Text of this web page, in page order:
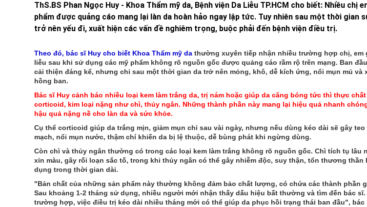
ThS.BS Phan Ngọc Huy - Khoa Thẩm mỹ da, Bệnh viện Da Liễu TP.HCM cho biết: Nhiều chị
phẩm được quảng cáo mang lại làn da hoàn hảo ngay lập tức. Tuy nhiên sau một thời gian
trở nên yếu đi, xuất hiện các vấn đề nghiêm trọng, buộc phải đến bệnh viện điều trị.
Theo đó, bác sĩ Huy cho biết Khoa Thẩm mỹ dathường xuyên tiếp nhận nhiều trường hợp chị, em
liễu sau khi sử dụng các mỹ phẩm không rõ nguồn gốc được quảng cáo rầm rộ trên mạng. Ban
cải thiện đáng kể, nhưng chỉ sau một thời gian da trở nên mỏng, khô, dễ kích ứng, nổi mụn mủ và
hồng ban.
Bác sĩ Huy cảnh báo nhiều loại kem làm trắng da, trị nám hoặc giúp da căng bóng tức thì thực
corticoid, kim loại nặng như chì, thủy ngân. Những thành phần này mang lại hiệu quả nhanh
hậu quả nặng nề cho làn da và sức khỏe.
Cụ thể corticoid giúp da trắng mịn, giảm mụn chỉ sau vài ngày, nhưng nếu dùng kéo dài sẽ gây teo
mạch, nổi mụn nước, thậm chí khiến da bị lệ thuộc, dễ bùng phát khi ngừng dùng.
Còn chì và thủy ngân thường có trong các loại kem làm trắng không rõ nguồn gốc. Chì tích tụ lâu
xỉn màu, gây rối loạn sắc tố, trong khi thủy ngân có thể gây nhiễm độc, suy thận, tổn thương thần
dụng trong thời gian dài.
"Bản chất của những sản phẩm này thường không đảm bảo chất lượng, có chứa các thành phần
Sau khoảng 1-2 tháng sử dụng, nhiều người mới nhận thấy dấu hiệu bất thường và tìm đến bác sĩ.
trường hợp, việc điều trị kéo dài nhiều tháng mới có thể giúp da phục hồi trạng thái ban đầu", bác